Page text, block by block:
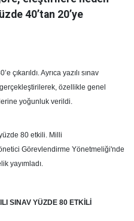
40’tan 20’ye
çıkarıldı. Ayrıca yazılı sınav
özellikle genel
yoğunluk verildi.
80 etkili. Milli
Görevlendirme Yönetmeliği'nde
yayımladı.
SINAV YÜZDE 80 ETKİLİ